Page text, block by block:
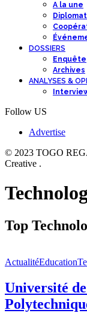
A la une
DOSSIERS
Enquête
Archives
ANALYSES &
Follow US
Advertise
© 2023 TOGO
Creative .
Top
ActualitéEducation
Université